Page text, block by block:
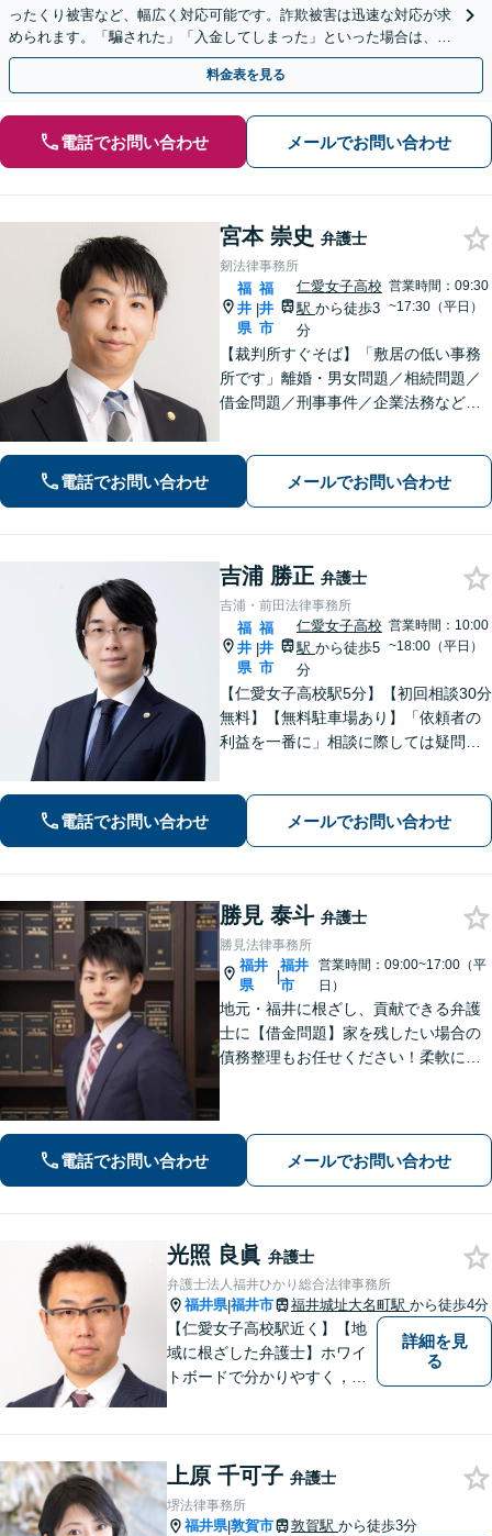
ったくり被害など、幅広く対応可能です。詐欺被害は迅速な対応が求
められます。「騙された」「入金してしまった」といった場合は、お
早めにご相談ください。【電話・メール・WEB相談可】
料金表を見る
電話でお問い合わせ メールでお問い合わせ
宮本 崇史 弁護士
剱法律事務所
福
井
県
|
福
井
市
仁愛女子高校
駅 から徒歩3
分
営業時間：09:30
~17:30（平日）
【裁判所すぐそば】「敷居の低い事務
所です」離婚・男女問題／相続問題／
借金問題／刑事事件／企業法務など、
るよう尽力いたします【法テラス利用
可】【完全個室】【夜間・休日面談】
電話でお問い合わせ メールでお問い合わせ
吉浦 勝正 弁護士
吉浦・前田法律事務所
福
井
県
|
福
井
市
仁愛女子高校
駅 から徒歩5
分
営業時間：10:00
~18:00（平日）
【仁愛女子高校駅5分】【初回相談30分
無料】【無料駐車場あり】「依頼者の
利益を一番に」相談に際しては疑問に
ております。企業法務/債権回収/離婚問
題【当日・夜間・土日対応可（要相
電話でお問い合わせ メールでお問い合わせ
勝見 泰斗 弁護士
勝見法律事務所
福井
県
|
福井
市
営業時間：09:00~17:00（平
日）
地元・福井に根ざし、貢献できる弁護
士に【借金問題】家を残したい場合の
債務整理もお任せください！柔軟に対
続・相続放棄ご相談ください
電話でお問い合わせ メールでお問い合わせ
光照 良眞 弁護士
弁護士法人福井ひかり総合法律事務所
福井県|福井市 福井城址大名町駅 から徒歩4分
【仁愛女子高校駅近く】【地
域に根ざした弁護士】ホワイ
トボードで分かりやすく，納
幅広く対応可能。【明確な料
金体系】法律トラブルでお悩
むの方は、お気軽にご相談く
詳細を見
る
上原 千可子 弁護士
堺法律事務所
福井県|敦賀市 敦賀駅 から徒歩3分